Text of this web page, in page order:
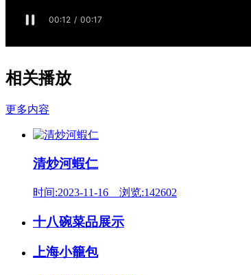
相关播放
更多内容
清炒河蝦仁
时间:2023-11-16 浏览:142602
十八碗菜品展示
上海小籠包